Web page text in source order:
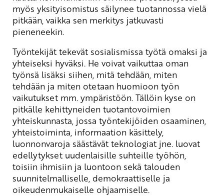
myös yksityisomistus säilynee tuotannossa vielä
pitkään, vaikka sen merkitys jatkuvasti
pieneneekin.
Työntekijät tekevät sosialismissa työtä omaksi ja
yhteiseksi hyväksi. He voivat vaikuttaa oman
työnsä lisäksi siihen, mitä tehdään, miten
tehdään ja miten otetaan huomioon työn
vaikutukset mm. ympäristöön. Tällöin kyse on
pitkälle kehittyneiden tuotantovoimien
yhteiskunnasta, jossa työntekijöiden osaaminen,
yhteistoiminta, informaation käsittely,
luonnonvaroja säästävät teknologiat jne. luovat
edellytykset uudenlaisille suhteille työhön,
toisiin ihmisiin ja luontoon sekä talouden
suunnitelmalliselle, demokraattiselle ja
oikeudenmukaiselle ohjaamiselle.